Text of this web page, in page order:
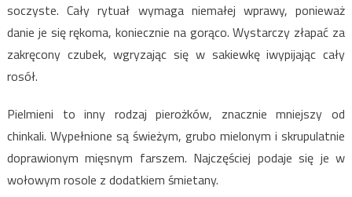
soczyste. Cały rytuał wymaga niemałej wprawy, ponieważ
danie je się rękoma, koniecznie na gorąco. Wystarczy złapać za
zakręcony czubek, wgryzając się w sakiewkę iwypijając cały
rosół.
Pielmieni to inny rodzaj pierożków, znacznie mniejszy od
chinkali. Wypełnione są świeżym, grubo mielonym i skrupulatnie
doprawionym mięsnym farszem. Najczęściej podaje się je w
wołowym rosole z dodatkiem śmietany.